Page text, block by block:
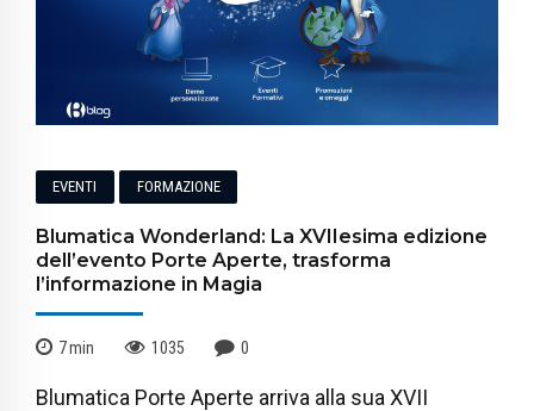
EVENTI FORMAZIONE
Blumatica Wonderland: La XVIIesima edizione
dell’evento Porte Aperte, trasforma
l’informazione in Magia
7min 1035 0
Blumatica Porte Aperte arriva alla sua XVII